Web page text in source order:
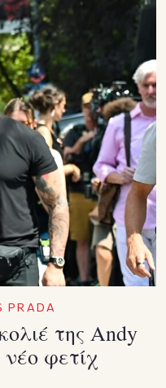
PRADA
της Andy
νέο φετίχ